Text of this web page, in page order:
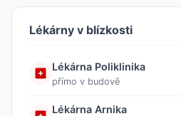
Lékárny v blízkosti
Lékárna Poliklinika
přímo v budově
Lékárna Arnika